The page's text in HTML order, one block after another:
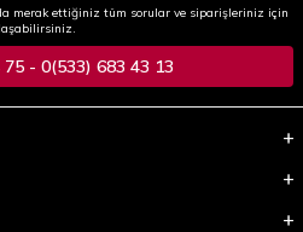
merak ettiğiniz tüm sorular ve siparişleriniz için
- 0(533) 683 43 13